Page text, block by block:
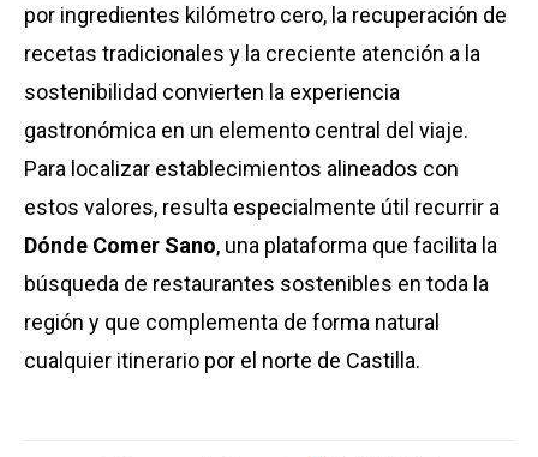
por ingredientes kilómetro cero, la recuperación de
recetas tradicionales y la creciente atención a la
sostenibilidad convierten la experiencia
gastronómica en un elemento central del viaje.
Para localizar establecimientos alineados con
estos valores, resulta especialmente útil recurrir a
Dónde Comer Sano, una plataforma que facilita la
búsqueda de restaurantes sostenibles en toda la
región y que complementa de forma natural
cualquier itinerario por el norte de Castilla.